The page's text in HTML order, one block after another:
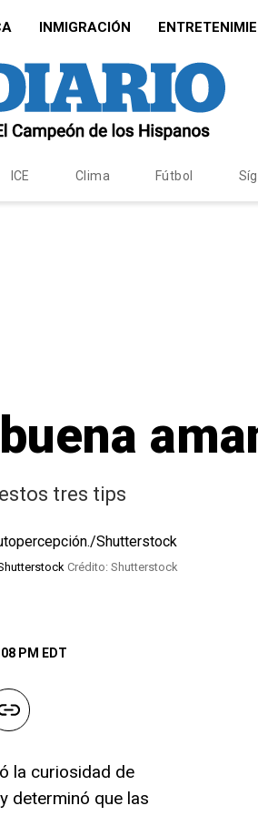
INMIGRACIÓN
ICE Clima Fútbol
tres tips
Crédito: Shutterstock
PM EDT
la curiosidad de
determinó que las